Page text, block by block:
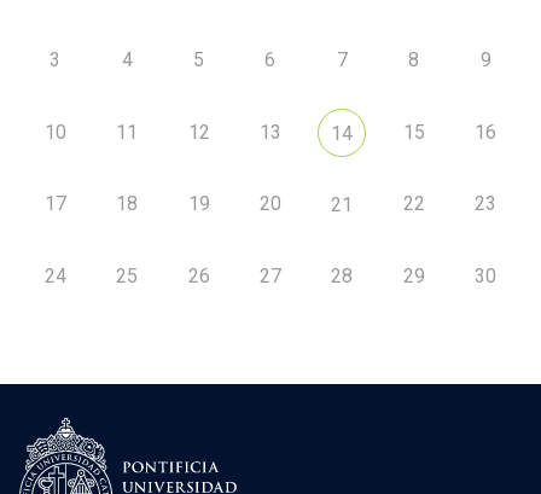
3 4 5 6 7 8 9
10 11 12 13 14 15 16
17 18 19 20 21 22 23
24 25 26 27 28 29 30